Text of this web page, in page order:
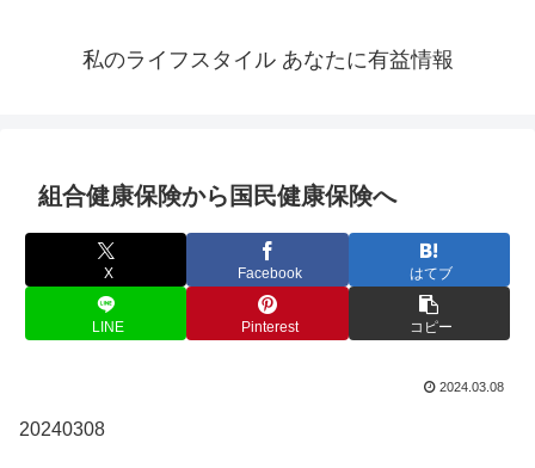
私のライフスタイル あなたに有益情報
組合健康保険から国民健康保険へ
X Facebook はてブ
LINE Pinterest コピー
2024.03.08
20240308